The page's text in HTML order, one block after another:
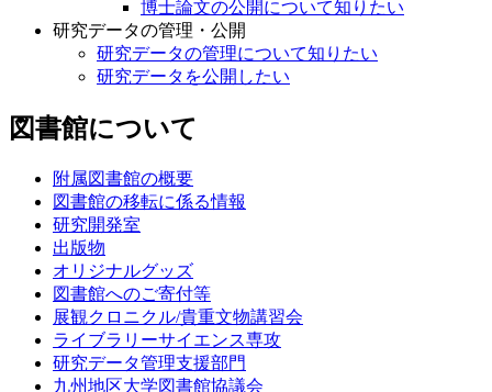
博士論文の公開について知りたい
研究データの管理・公開
研究データの管理について知りたい
研究データを公開したい
図書館について
附属図書館の概要
図書館の移転に係る情報
研究開発室
出版物
オリジナルグッズ
図書館へのご寄付等
展観クロニクル/貴重文物講習会
ライブラリーサイエンス専攻
研究データ管理支援部門
九州地区大学図書館協議会